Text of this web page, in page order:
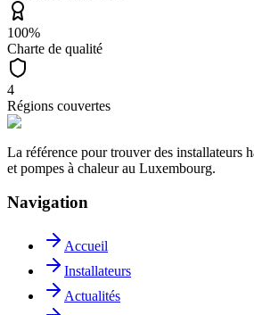
100%
Charte de qualité
4
Régions couvertes
La référence pour trouver des installateurs
et pompes à chaleur au Luxembourg.
Navigation
Accueil
Installateurs
Actualités